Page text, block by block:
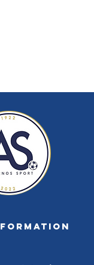
FORMATION